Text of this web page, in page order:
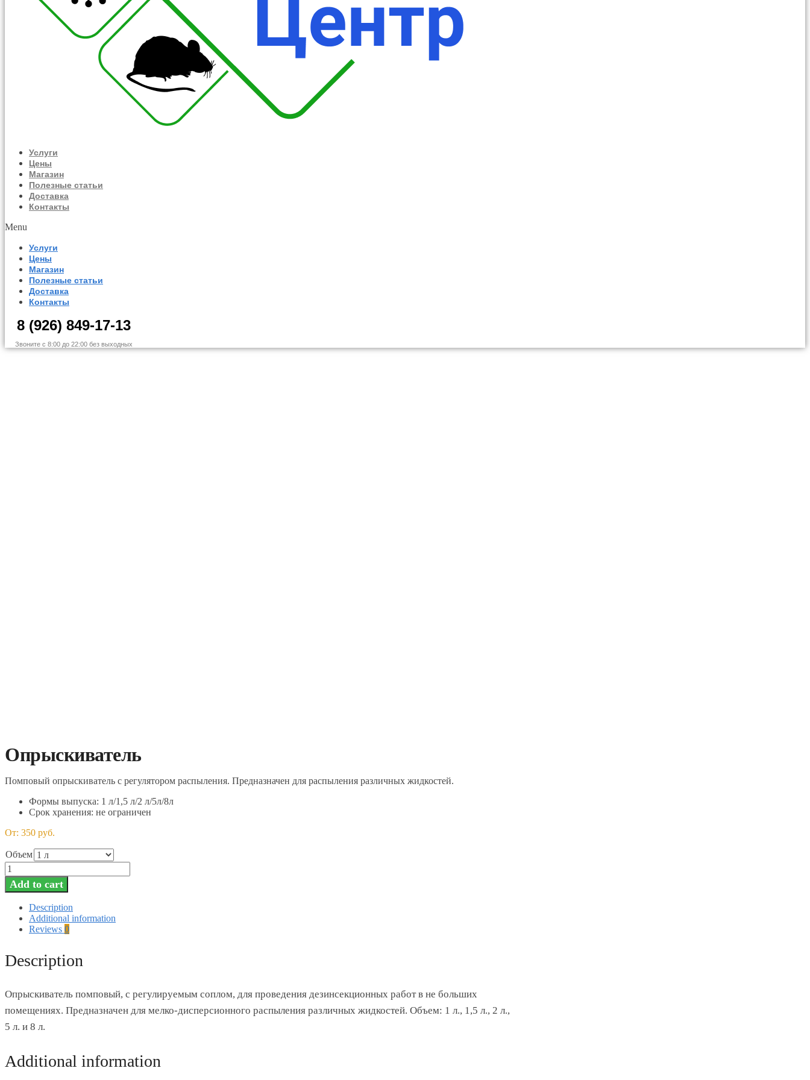
Услуги
Цены
Магазин
Полезные статьи
Доставка
Контакты
Menu
Услуги
Цены
Магазин
Полезные статьи
Доставка
Контакты
8 (926) 849-17-13
Звоните с 8:00 до 22:00 без выходных
Опрыскиватель
Помповый опрыскиватель с регулятором распыления. Предназначен для распыления различных жидкостей.
Формы выпуска: 1 л/1,5 л/2 л/5л/8л
Срок хранения: не ограничен
От: 350 руб.
Объем
Опрыскиватель
quantity
Add to cart
Description
Additional information
Reviews 0
Description
Опрыскиватель помповый, с регулируемым соплом, для проведения дезинсекционных работ в не больших
помещениях. Предназначен для мелко-дисперсионного распыления различных жидкостей. Объем: 1 л., 1,5 л., 2 л.,
5 л. и 8 л.
Additional information